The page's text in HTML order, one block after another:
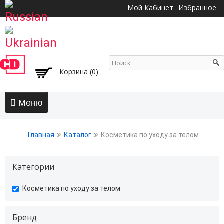
основному
Мой Кабинет Избранное
Корзина (0)
Волосы
Безсульфатный уход
Главная Каталог Косметика по уходу за телом
Категории
undefined
Косметика по уходу за телом
Бренд